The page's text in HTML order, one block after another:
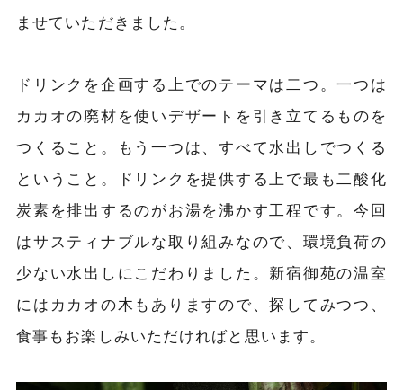
ませていただきました。
ドリンクを企画する上でのテーマは二つ。一つは
カカオの廃材を使いデザートを引き立てるものを
つくること。もう一つは、すべて水出しでつくる
ということ。ドリンクを提供する上で最も二酸化
炭素を排出するのがお湯を沸かす工程です。今回
はサスティナブルな取り組みなので、環境負荷の
少ない水出しにこだわりました。新宿御苑の温室
にはカカオの木もありますので、探してみつつ、
食事もお楽しみいただければと思います。